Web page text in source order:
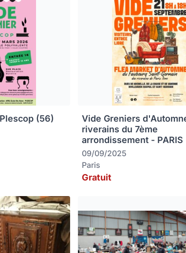
(56)
Vide Greniers
riverains du 7ème
arrondissement - PARIS
09/09/2025
Paris
Gratuit